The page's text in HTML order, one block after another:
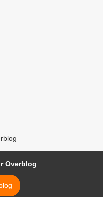
Overblog